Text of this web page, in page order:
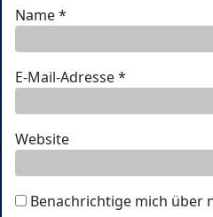
Name*
E-Mail-Adresse*
Website
Benachrichtige mich über